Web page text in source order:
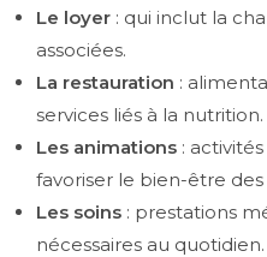
Le loyer : qui inclut la
associées.
La restauration :
services liés à la nutrition.
Les animations :
favoriser le bien-être des
Les soins : prestations
nécessaires au quotidien.